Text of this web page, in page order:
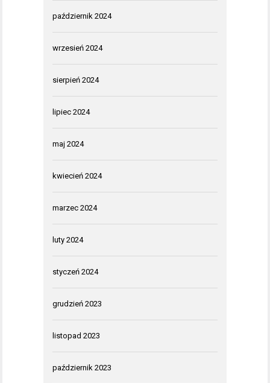
październik 2024
wrzesień 2024
sierpień 2024
lipiec 2024
maj 2024
kwiecień 2024
marzec 2024
luty 2024
styczeń 2024
grudzień 2023
listopad 2023
październik 2023